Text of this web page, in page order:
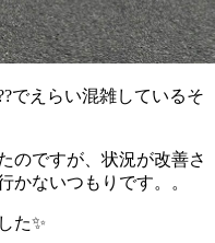
でえらい混雑しているそ
のですが、状況が改善さ
かないつもりです。。
た✨️